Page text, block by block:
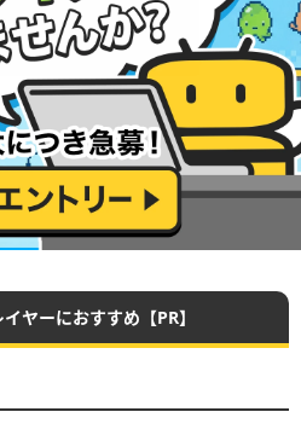
ヤーにおすすめ【PR】